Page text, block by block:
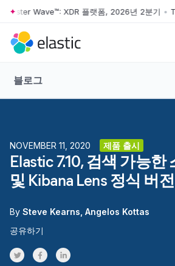
Skip to main content
Wave™: XDR 플랫폼, 2026년 2분기 • The
블로그
NOVEMBER 11, 2020 제품 출시
Elastic 7.10, 검색 가능한
및 Kibana Lens 정식 버
By Steve Kearns Angelos Kottas
공유하기
Share on Twitter
Share on Facebook
Share on LinkedInr